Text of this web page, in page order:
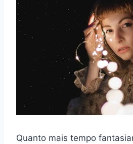
Quanto mais tempo